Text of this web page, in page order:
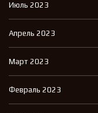
Июль 2023
Апрель 2023
Март 2023
Февраль 2023